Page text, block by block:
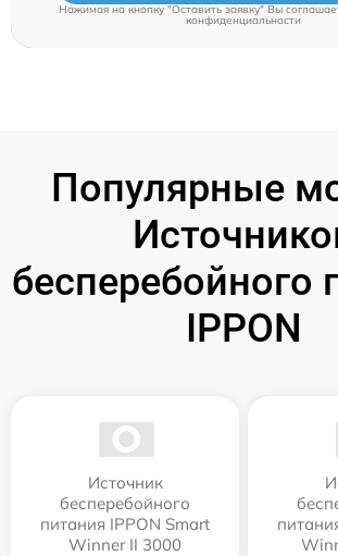
Нажимая на кнопку "Оставить заявку" Вы
конфиденциальности
Популярные
бесперебойного
IPPON
Источник
бесперебойного
питания IPPON Smart
Winner II 3000